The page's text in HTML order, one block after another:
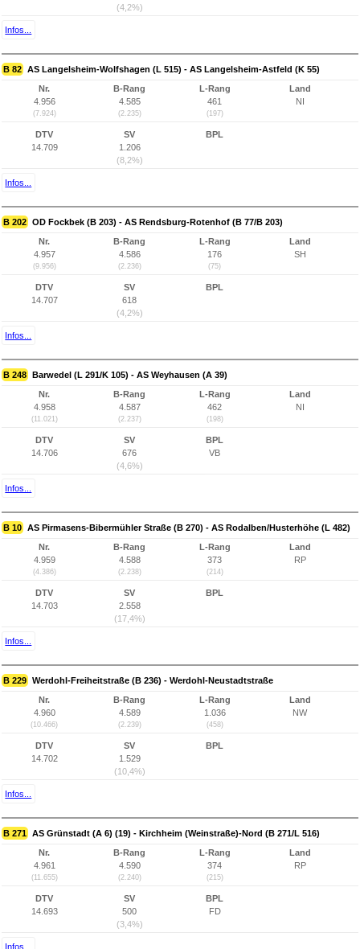
(4,2%)
Infos...
B 82 AS Langelsheim-Wolfshagen (L 515) - AS Langelsheim-Astfeld (K 55)
Nr.
4.956
(7.924)
B-Rang
4.585
(2.235)
L-Rang
461
(197)
Land
NI
DTV
14.709
SV
1.206
(8,2%)
BPL
Infos...
B 202 OD Fockbek (B 203) - AS Rendsburg-Rotenhof (B 77/B 203)
Nr.
4.957
(9.956)
B-Rang
4.586
(2.236)
L-Rang
176
(75)
Land
SH
DTV
14.707
SV
618
(4,2%)
BPL
Infos...
B 248 Barwedel (L 291/K 105) - AS Weyhausen (A 39)
Nr.
4.958
(11.021)
B-Rang
4.587
(2.237)
L-Rang
462
(198)
Land
NI
DTV
14.706
SV
676
(4,6%)
BPL
VB
Infos...
B 10 AS Pirmasens-Bibermühler Straße (B 270) - AS Rodalben/Husterhöhe (L 482)
Nr.
4.959
(4.386)
B-Rang
4.588
(2.238)
L-Rang
373
(214)
Land
RP
DTV
14.703
SV
2.558
(17,4%)
BPL
Infos...
B 229 Werdohl-Freiheitstraße (B 236) - Werdohl-Neustadtstraße
Nr.
4.960
(10.466)
B-Rang
4.589
(2.239)
L-Rang
1.036
(458)
Land
NW
DTV
14.702
SV
1.529
(10,4%)
BPL
Infos...
B 271 AS Grünstadt (A 6) (19) - Kirchheim (Weinstraße)-Nord (B 271/L 516)
Nr.
4.961
(11.655)
B-Rang
4.590
(2.240)
L-Rang
374
(215)
Land
RP
DTV
14.693
SV
500
(3,4%)
BPL
FD
Infos...